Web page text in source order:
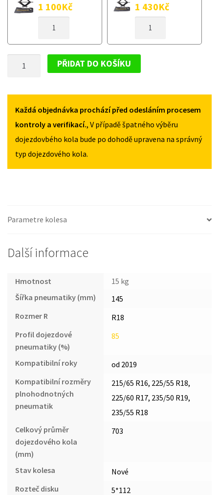
1 100Kč
KOLO
2019
1 430Kč
KOLO
2019
KORANDO
OD
2019
MNOŽSTVÍ
PŘIDAT DO KOŠÍKU
Každá objednávka prochází před odesláním procesem
kontroly a verifikací., V případě špatného výběru
dojezdovbého kola bude po dohodě upravena na správný
typ dojezdového kola.
Parametre kolesa
Další informace
Hmotnost
15 kg
Šířka pneumatiky (mm)
145
Rozmer R
R18
Profil dojezdové
pneumatiky (%)
85
Kompatibilní roky
od 2019
Kompatibilní rozměry
plnohodnotných
pneumatik
215/65 R16, 225/55 R18,
225/60 R17, 235/50 R19,
235/55 R18
Celkový průměr
dojezdového kola
(mm)
703
Stav kolesa
Nové
Rozteč disku
5*112